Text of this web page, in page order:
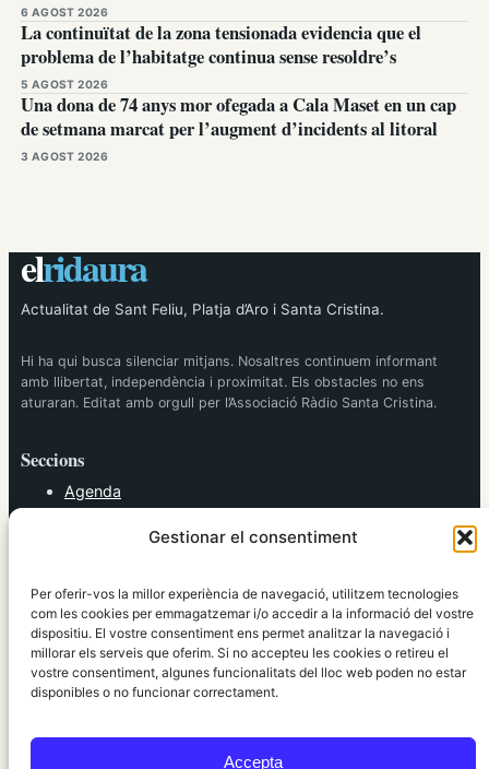
Gestionar el consentiment
Per oferir-vos la millor experiència de navegació, utilitzem tecnologies
com les cookies per emmagatzemar i/o accedir a la informació del vostre
dispositiu. El vostre consentiment ens permet analitzar la navegació i
millorar els serveis que oferim. Si no accepteu les cookies o retireu el
vostre consentiment, algunes funcionalitats del lloc web poden no estar
disponibles o no funcionar correctament.
Accepta
6 AGOST 2026
La continuïtat de la zona tensionada evidencia que el
problema de l’habitatge continua sense resoldre’s
5 AGOST 2026
Una dona de 74 anys mor ofegada a Cala Maset en un cap
de setmana marcat per l’augment d’incidents al litoral
3 AGOST 2026
elridaura
Actualitat de Sant Feliu, Platja d’Aro i Santa Cristina.
Hi ha qui busca silenciar mitjans. Nosaltres continuem informant
amb llibertat, independència i proximitat. Els obstacles no ens
aturaran. Editat amb orgull per l’Associació Ràdio Santa Cristina.
Seccions
Agenda
Política
Societat
Tendències
elRidaura.com